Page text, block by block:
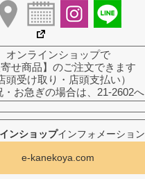
ンショップインフォメーション
e-kanekoya.com
オンラインショップで
寄せ商品】のご注文できます
頭受け取り・店頭支払い）
・お急ぎの場合は、21-2602へ